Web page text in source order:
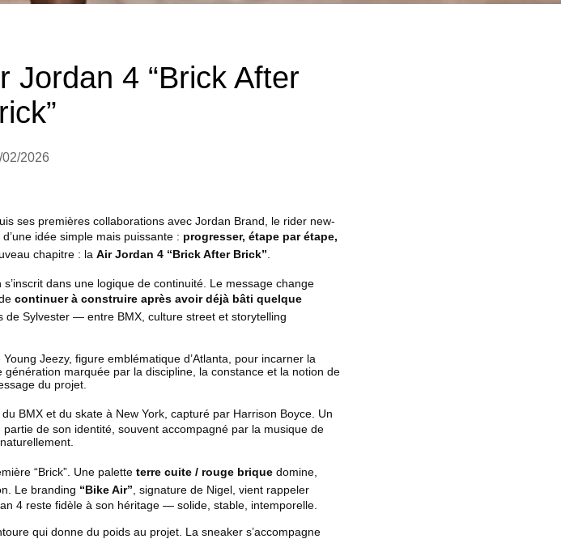
Jordan 4 “Brick After
2026
ses premières collaborations avec Jordan Brand, le rider new-
idée simple mais puissante : progresser, étape par étape,
chapitre : la Air Jordan 4 “Brick After Brick”
dans une logique de continuité. Le message change
continuer à construire après avoir déjà bâti quelque
de Sylvester — entre BMX, culture street et storytelling
Jeezy, figure emblématique d’Atlanta, pour incarner la
marquée par la discipline, la constance et la notion de
du projet.
BMX et du skate à New York, capturé par Harrison Boyce. Un
de son identité, souvent accompagné par la musique de
“Brick”. Une palette terre cuite / rouge brique domine,
Le branding “Bike Air” , signature de Nigel, vient rappeler
4 reste fidèle à son héritage — solide, stable, intemporelle.
qui donne du poids au projet. La sneaker s’accompagne